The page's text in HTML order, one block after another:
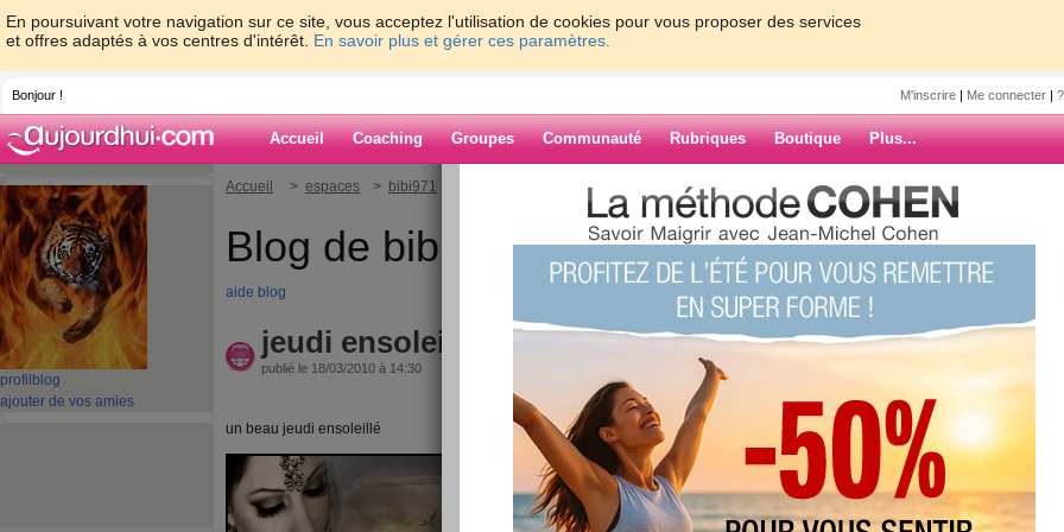
En poursuivant votre navigation sur ce site, vous acceptez l'utilisation de cookies pour vous proposer des services
et offres adaptés à vos centres d'intérêt. En savoir plus et gérer ces paramètres.
Bonjour ! M'inscrire | Me connecter |
Accueil Coaching Groupes Communauté Rubriques Boutique Plus...
profil blog
ajouter de vos amies
Accueil > espaces > bibi971
Blog de bibi971
aide blog
jeudi ensoleillé
publié le 18/03/2010 à 14:30
un beau jeudi ensoleillé
ARCHIVES